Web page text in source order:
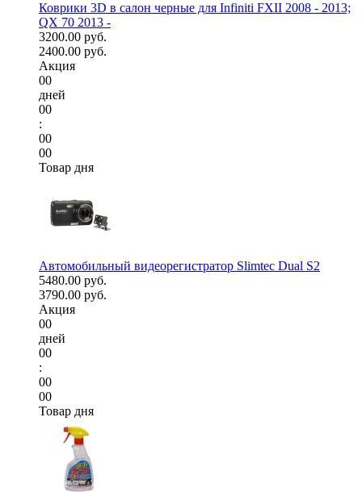
Коврики 3D в салон черные для Infiniti FXII 2008 - 2013;
QX 70 2013 -
3200.00 руб.
2400.00 руб.
Акция
00
дней
00
:
00
00
Товар дня
Автомобильный видеорегистратор Slimtec Dual S2
5480.00 руб.
3790.00 руб.
Акция
00
дней
00
:
00
00
Товар дня